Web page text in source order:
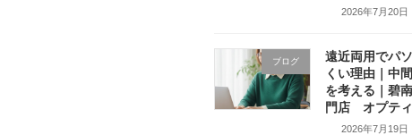
2026年7月20日
ブログ
遠近両用でパ
くい理由｜中
を考える｜碧
門店 オプテ
2026年7月19日